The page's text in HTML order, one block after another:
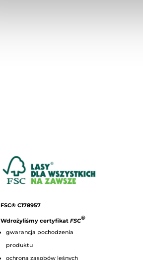
FSC® C178957
Wdrożyliśmy certyfikat FSC®
gwarancja pochodzenia
produktu
ochrona zasobów leśnych